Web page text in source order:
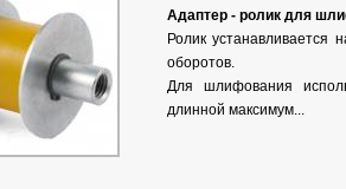
Адаптер - ролик для
Ролик
оборотов.
Для шлифования
длинной максимум...